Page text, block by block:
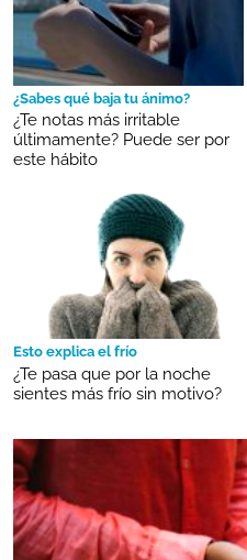
¿Sabes qué baja tu ánimo?
¿Te notas más irritable
últimamente? Puede ser por
este hábito
Esto explica el frío
¿Te pasa que por la noche
sientes más frío sin motivo?